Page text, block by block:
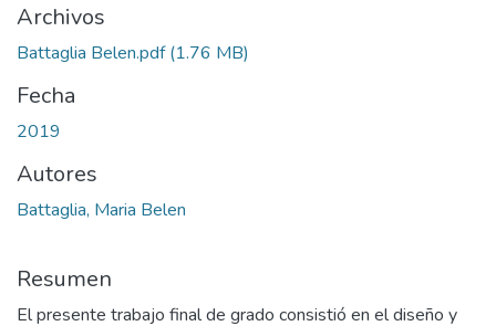
Archivos
Battaglia Belen.pdf(1.76 MB)
Fecha
2019
Autores
Battaglia, Maria Belen
Resumen
El presente trabajo final de grado consistió en el diseño y